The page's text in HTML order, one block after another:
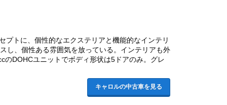
トに、個性的なエクステリアと機能的なインテリ
し、個性ある雰囲気を放っている。インテリアも外
DOHCユニットでボディ形状は5ドアのみ。グレ
キャロルの中古車を見る